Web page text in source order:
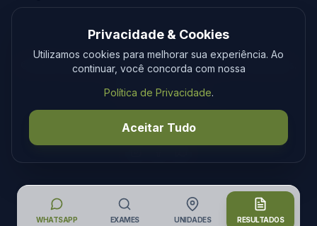
© 2026 Laboratório Spillere. Todos os direitos reservados.
PrivacidadeTermos
DesenvolvimentoTecmedia
Privacidade & Cookies
Utilizamos cookies para melhorar sua experiência. Ao
continuar, você concorda com nossa
Política de Privacidade.
Aceitar Tudo
WHATSAPP EXAMES UNIDADES RESULTADOS